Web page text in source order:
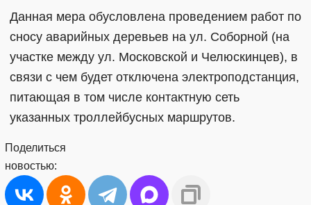
Данная мера обусловлена проведением работ по
сносу аварийных деревьев на ул. Соборной (на
участке между ул. Московской и Челюскинцев), в
связи с чем будет отключена электроподстанция,
питающая в том числе контактную сеть
указанных троллейбусных маршрутов.
Поделиться
новостью: